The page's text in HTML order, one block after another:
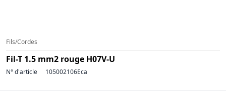
Fils/Cordes
Fil-T 1.5 mm2 rouge H07V-U
N° d'article 105002106Eca